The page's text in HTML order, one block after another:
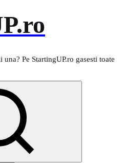
Pe StartingUP.ro gasesti toate